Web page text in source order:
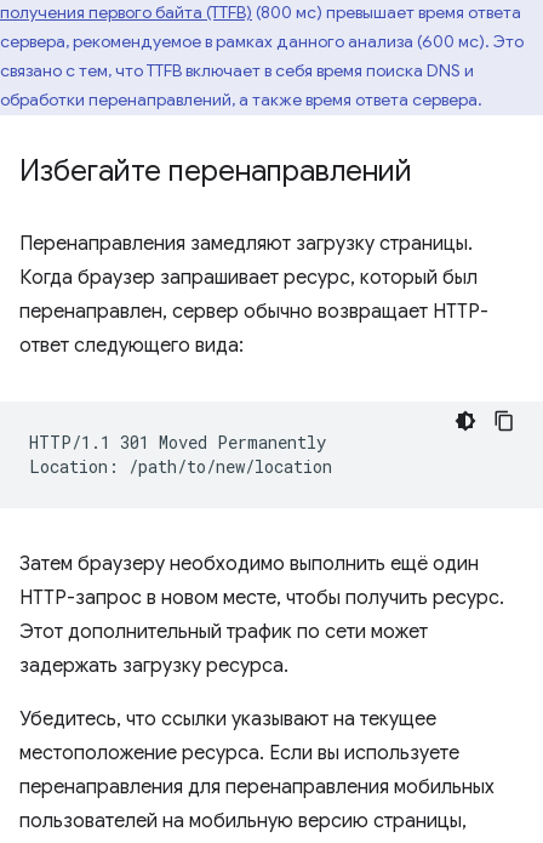
получения первого байта (TTFB) (800 мс) превышает время ответа
сервера, рекомендуемое в рамках данного анализа (600 мс). Это
связано с тем, что TTFB включает в себя время поиска DNS и
обработки перенаправлений, а также время ответа сервера.
Избегайте перенаправлений
Перенаправления замедляют загрузку страницы.
Когда браузер запрашивает ресурс, который был
перенаправлен, сервер обычно возвращает HTTP-
ответ следующего вида:
HTTP/1.1 301 Moved Permanently
Затем браузеру необходимо выполнить ещё один
HTTP-запрос в новом месте, чтобы получить ресурс.
Этот дополнительный трафик по сети может
задержать загрузку ресурса.
Убедитесь, что ссылки указывают на текущее
местоположение ресурса. Если вы используете
перенаправления для перенаправления мобильных
пользователей на мобильную версию страницы,